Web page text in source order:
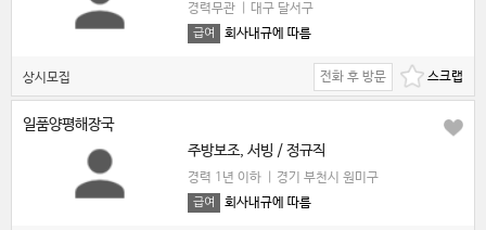
경력무관 대구 달서구
급여 회사내규에 따름
상시모집 전화 후 방문
일품양평해장국
주방보조, 서빙 / 정규직
경력 1년 이하 경기 부천시 원미구
급여 회사내규에 따름